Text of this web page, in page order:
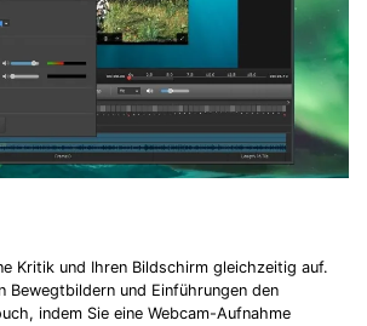
Kritik und Ihren Bildschirm gleichzeitig auf.
Bewegtbildern und Einführungen den
indem Sie eine Webcam-Aufnahme